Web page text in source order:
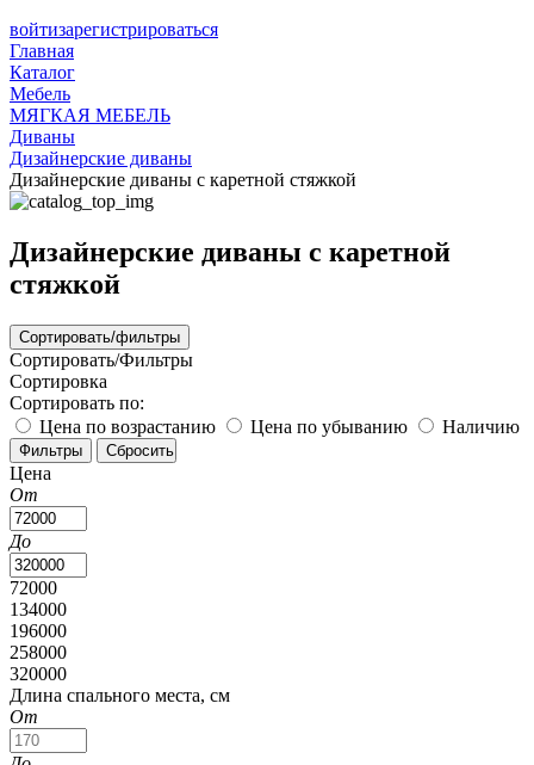
войтизарегистрироваться
Главная
Каталог
Мебель
МЯГКАЯ МЕБЕЛЬ
Диваны
Дизайнерские диваны
Дизайнерские диваны с каретной стяжкой
Дизайнерские диваны с каретной
стяжкой
Сортировать/фильтры
Сортировать/Фильтры
Сортировка
Сортировать по:
Цена по возрастанию
Цена по убыванию Наличию
Цена
От
До
72000
134000
196000
258000
320000
Длина спального места, см
От